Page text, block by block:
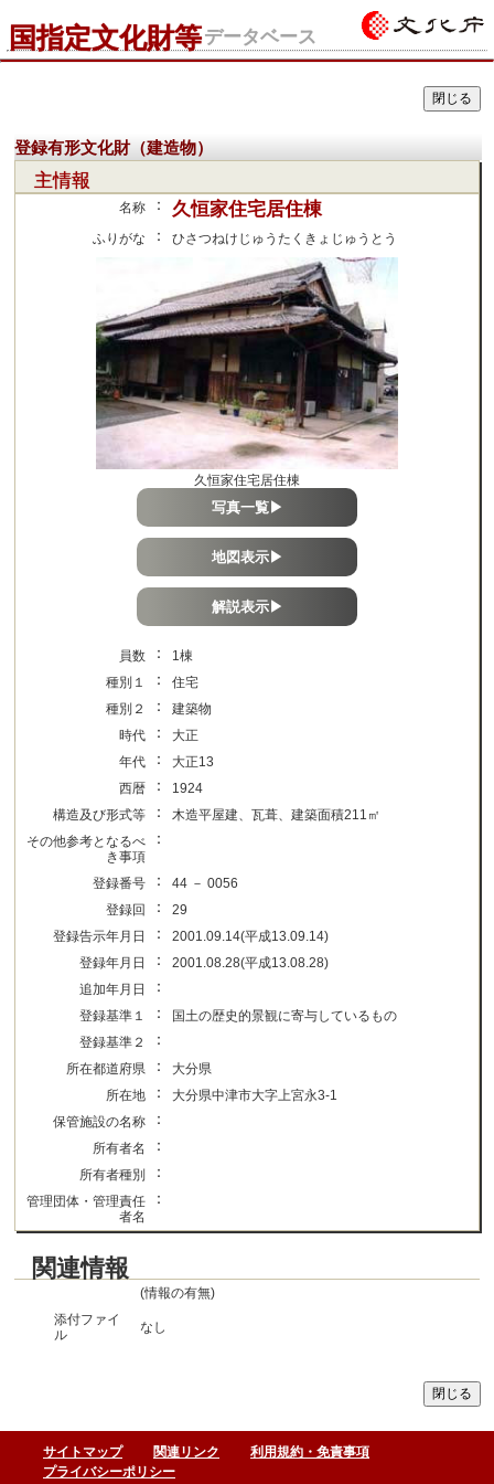
国指定文化財等データベース
登録有形文化財（建造物）
主情報
名称 ： 久恒家住宅居住棟
ふりがな ： ひさつねけじゅうたくきょじゅうとう
久恒家住宅居住棟
写真一覧▶
地図表示▶
解説表示▶
員数 ：
1棟
種別１
：
住宅
種別２
：
建築物
時代
：
大正
年代
：
大正13
西暦
：
1924
構造及び形式等
：
木造平屋建、瓦葺、建築面積211㎡
その他参考となるべ
き事項
：
登録番号 ：
44 － 0056
登録回
：
29
登録告示年月日
：
2001.09.14(平成13.09.14)
登録年月日
：
2001.08.28(平成13.08.28)
追加年月日
：
登録基準１ ：
国土の歴史的景観に寄与しているもの
登録基準２
：
所在都道府県 ：
大分県
所在地
：
大分県中津市大字上宮永3-1
保管施設の名称
：
所有者名 ：
所有者種別 ：
管理団体・管理責任
者名
：
関連情報
(情報の有無)
添付ファイ
ル
なし
サイトマップ 関連リンク
利用規約・免責事項
プライバシーポリシー